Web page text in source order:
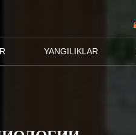
YANGILIKLAR